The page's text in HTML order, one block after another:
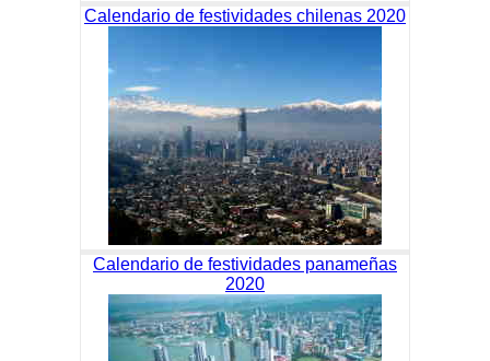
Calendario de festividades chilenas 2020
Calendario de festividades panameñas
2020